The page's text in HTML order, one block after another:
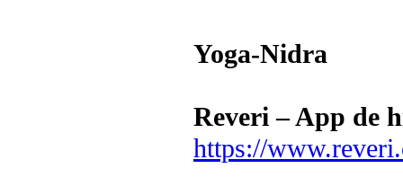
Yoga-Nidra
Reveri – App de
https://